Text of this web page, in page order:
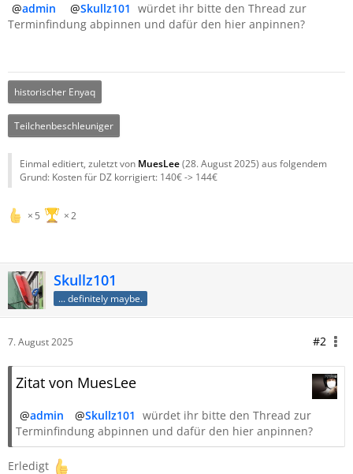
admin Skullz101 würdet ihr bitte den Thread zur
Terminfindung abpinnen und dafür den hier anpinnen?
historischer Enyaq
Teilchenbeschleuniger
Einmal editiert, zuletzt von MuesLee(28. August 2025) aus folgendem
Grund: Kosten für DZ korrigiert: 140€ -> 144€
5 2
Skullz101
... definitely maybe.
7. August 2025 #2
Zitat von MuesLee
admin Skullz101 würdet ihr bitte den Thread zur
Terminfindung abpinnen und dafür den hier anpinnen?
Erledigt